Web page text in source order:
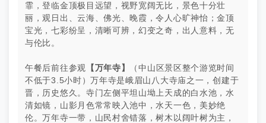
霏，登临金顶极目远望，视野宽阔无比，景色十分壮
丽，观日出、云海、佛光、晚霞，令人心旷神怡；金顶
宝光，七彩纷呈，清晰可辨，幻变之奇，出人意料，无
与伦比。
午餐后前往参观 【万年寺】
（中山区景区整个游览时间
不低于3.5小时）万年寺是峨眉山八大寺庙之一，创建于
晋，历史悠久。寺门左侧平坦山坳上天成的白水池，水
清如镜，山影月色常常映入池中，水天一色，美妙绝
伦。万年寺一带，山民村舍错落，树木以阔叶树为主，